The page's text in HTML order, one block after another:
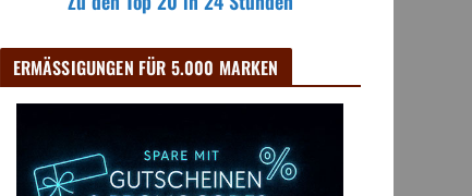
ERMÄSSIGUNGEN FÜR 5.000 MARKEN